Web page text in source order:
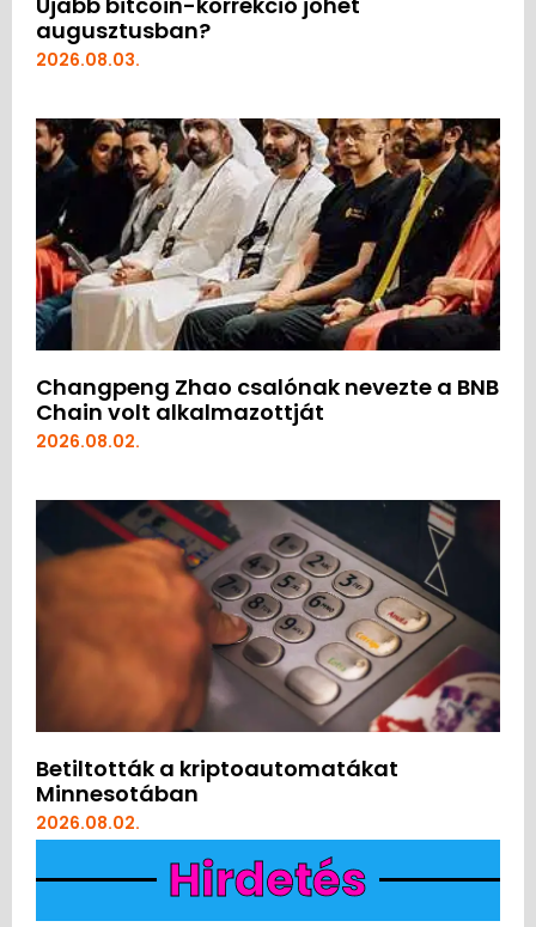
augusztusban?
2026.08.03.
Changpeng Zhao csalónak nevezte a BNB
Chain volt alkalmazottját
2026.08.02.
Betiltották a kriptoautomatákat
Minnesotában
2026.08.02.
Hirdetés